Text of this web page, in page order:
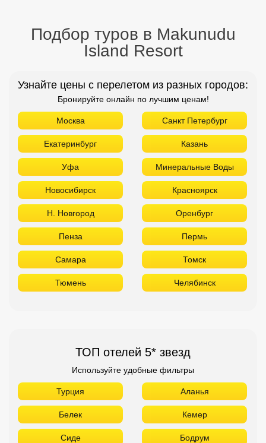
Подбор туров в Makunudu
Island Resort
Узнайте цены с перелетом из разных городов:
Бронируйте онлайн по лучшим ценам!
Москва Санкт Петербург
Екатеринбург Казань
Уфа Минеральные Воды
Новосибирск Красноярск
Н. Новгород Оренбург
Пенза Пермь
Самара Томск
Тюмень Челябинск
ТОП отелей 5* звезд
Используйте удобные фильтры
Турция Аланья
Белек Кемер
Сиде Бодрум